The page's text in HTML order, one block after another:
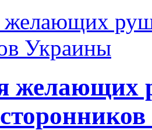
желающих